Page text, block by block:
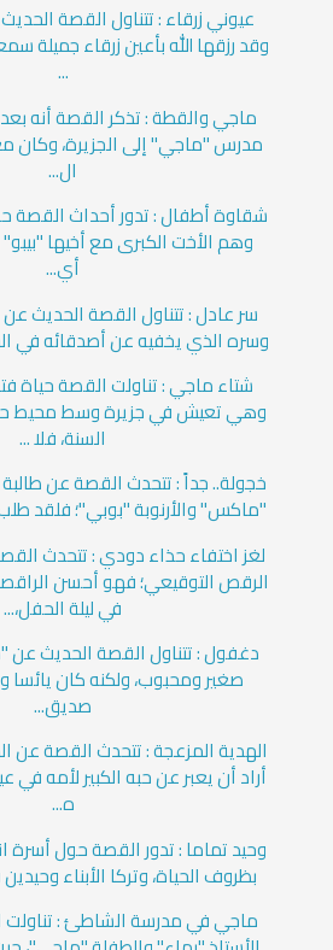
عيوني زرقاء : تتناول القصة
وقد رزقها الله بأعين زرقاء جميلة
...
ماجي والقطة : تذكر القصة أنه بعد
مدرس "ماجي" إلى الجزيرة، وكان
ال...
شقاوة أطفال : تدور أحداث القصة
وهم الأخت الكبرى مع أخيها
أي...
سر عادل : تتناول القصة الحديث
وسره الذي يخفيه عن أصدقائه في
شتاء ماجي : تناولت القصة حياة
وهي تعيش في جزيرة وسط محيط
السنة، فلا ...
خجولة.. جداً : تتحدث القصة عن
"ماكس" والأرنوبة "بوبي"؛ فلقد
لغز اختفاء حذاء دودي : تتحدث
الرقص التوقيعي؛ فهو أحسن
في ليلة الحفل،...
دغفول : تتناول القصة الحديث
صغير ومحبوب، ولكنه كان يائسا
صديق...
الهدية المزعجة : تتحدث القصة عن
أراد أن يعبر عن حبه الكبير لأمه في
ه...
وحيد تماما : تدور القصة حول أسرة
بظروف الحياة، وتركا الأبناء
ماجي في مدرسة الشاطئ :